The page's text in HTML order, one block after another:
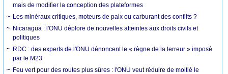
mais de modifier la conception des plateformes
Les minéraux critiques, moteurs de paix ou carburant des conflits ?
Nicaragua : l'ONU déplore de nouvelles atteintes aux droits civils et
politiques
RDC : des experts de l'ONU dénoncent le « règne de la terreur » imposé
par le M23
Feu vert pour des routes plus sûres : l'ONU veut réduire de moitié le